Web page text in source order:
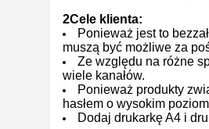
2Cele klienta:
Ponieważ jest to
muszą być możliwe za
Ze względu na różne
wiele kanałów.
Ponieważ produkty
hasłem o wysokim
Dodaj drukarkę A4 i